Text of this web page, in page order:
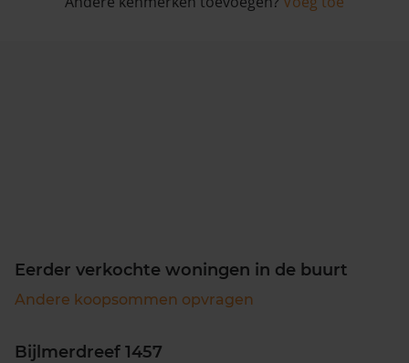
Eerder verkochte woningen in de buurt
Andere koopsommen opvragen
Bijlmerdreef 1457